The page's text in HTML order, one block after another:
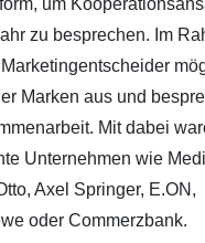
um
zu besprechen. Im
Marken aus und
Mit dabei
Unternehmen wie
Axel Springer, E.ON,
oder Commerzbank.